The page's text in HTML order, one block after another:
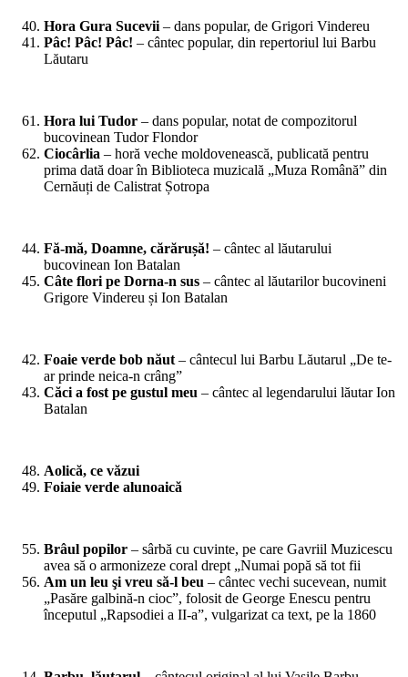
Hora Gura Sucevii – dans popular, de Grigori Vindereu
Pâc! Pâc! Pâc! – cântec popular, din repertoriul lui Barbu
Lăutaru
Hora lui Tudor – dans popular, notat de compozitorul
bucovinean Tudor Flondor
Ciocârlia – horă veche moldovenească, publicată pentru
prima dată doar în Biblioteca muzicală „Muza Română” din
Cernăuți de Calistrat Șotropa
Fă-mă, Doamne, cărărușă! – cântec al lăutarului
bucovinean Ion Batalan
Câte flori pe Dorna-n sus – cântec al lăutarilor bucovineni
Grigore Vindereu și Ion Batalan
Foaie verde bob năut – cântecul lui Barbu Lăutarul „De te-
ar prinde neica-n crâng”
Căci a fost pe gustul meu – cântec al legendarului lăutar Ion
Batalan
Aolică, ce văzui
Foiaie verde alunoaică
Brâul popilor – sârbă cu cuvinte, pe care Gavriil Muzicescu
avea să o armonizeze coral drept „Numai popă să tot fii
Am un leu şi vreu să-l beu – cântec vechi sucevean, numit
„Pasăre galbină-n cioc”, folosit de George Enescu pentru
începutul „Rapsodiei a II-a”, vulgarizat ca text, pe la 1860